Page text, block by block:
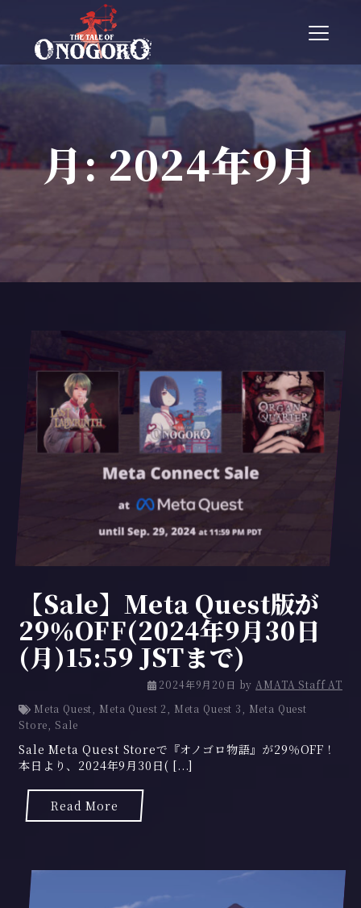
T
g
l
n
v
月:2024年9月
【Sale】Meta Quest版が
29％OFF(2024年9月30日
(月)15:59 JSTまで)
2024年9月20日 2
2
年
byAMATA Staff AT
Meta Quest, Meta Quest 2, Meta Quest 3, Meta Quest
Store, Sale
Sale Meta Quest Storeで『オノゴロ物語』が29％OFF！
本日より、2024年9月30日( [...]
Read More